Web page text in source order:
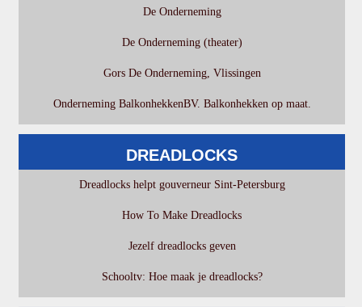
De Onderneming
De Onderneming (theater)
Gors De Onderneming, Vlissingen
Onderneming BalkonhekkenBV. Balkonhekken op maat.
DREADLOCKS
Dreadlocks helpt gouverneur Sint-Petersburg
How To Make Dreadlocks
Jezelf dreadlocks geven
Schooltv: Hoe maak je dreadlocks?